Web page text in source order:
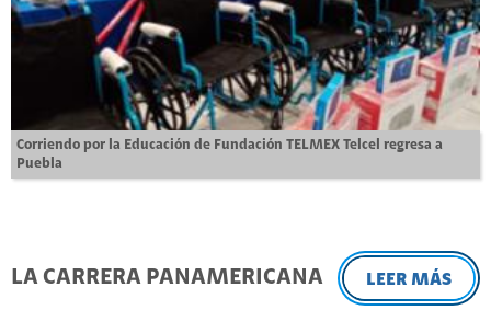
Corriendo por la Educación de Fundación TELMEX Telcel regresa a
Puebla
LA CARRERA PANAMERICANA LEER MÁS